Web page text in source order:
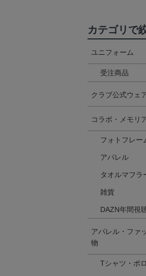
カテゴリで
ユニフォーム
受注商品
クラブ公式ウェ
コラボ・メモリ
フォトフレー
アパレル
タオルマフラ
雑貨
DAZN年間視
アパレル・ファ
物
Tシャツ・ポ